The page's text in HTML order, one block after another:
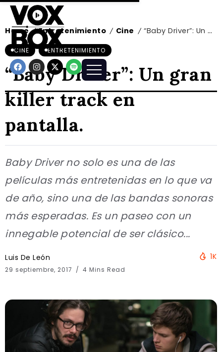
Home / Entretenimiento / Cine / “Baby Driver”: Un gran killer track en pantalla.
CINE ENTRETENIMIENTO
“Baby Driver”: Un gran
killer track en
pantalla.
Baby Driver no solo es una de las
películas más entretenidas en lo que va
de año, sino una de las bandas sonoras
más esperadas. Es un paseo con un
innegable potencial de ser clásico...
Luis De León
29 septiembre, 2017 4 Mins Read
1K